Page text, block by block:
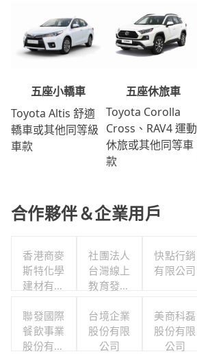
五座小轎車
Toyota Altis 舒適
轎車或其他同等級
車款
五座休旅車
Toyota Corolla
Cross、RAV4 運動
休旅或其他同等車
款
合作夥伴＆企業用戶
香港商麥
斯特化學
建材有限
分公司
社團法人
台灣線上
教育發展
快點行銷
有限公司
聯發國際
餐飲事業
股份有限
台境企業
股份有限
公司
美商科磊
股份有限
公司